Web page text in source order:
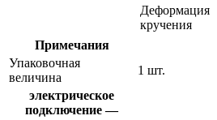
Деформация
кручения
Примечания
Упаковочная
величина
1 шт.
электрическое
подключение —